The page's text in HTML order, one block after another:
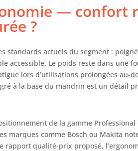
— confort
?
standards actuels du segment :
accessible. Le poids reste dans une
lors d’utilisations prolongées au-
à la base du mandrin est un détail
de la gamme Professional
marques comme Bosch ou Makita
qualité-prix proposé,